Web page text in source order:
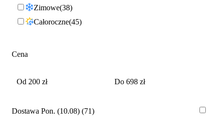
Zimowe 38
Całoroczne 45
Cena
Dostawa Pon. (10.08) 71